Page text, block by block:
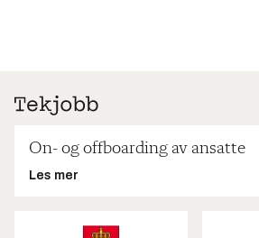
On- og offboarding av ansatte
Les mer